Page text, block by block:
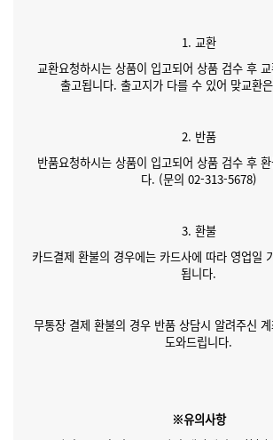
1. 교환
교환요청하시는 상품이 입고되어 상품 검수 후
출고됩니다. 출고지가 다를 수 있어 맞교환
2. 반품
반품요청하시는 상품이 입고되어 상품 검수 후
다. (문의 02-313-5678)
3. 환불
카드결제 환불의 경우에는 카드사에 따라 영업일
됩니다.
무통장 결제 환불의 경우 반품 상담시 알려주신
도와드립니다.
※유의사항